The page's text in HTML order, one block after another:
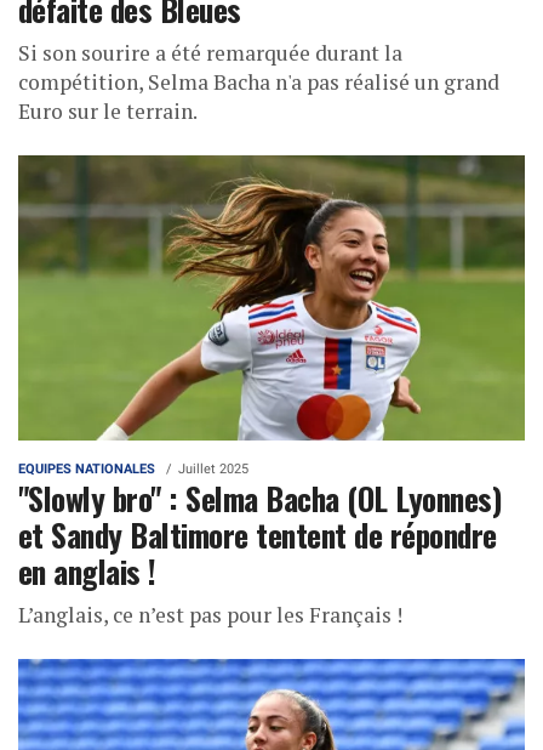
Si son sourire a été remarquée durant la
compétition, Selma Bacha n'a pas réalisé un grand
Euro sur le terrain.
EQUIPES NATIONALES Juillet 2025
"Slowly bro" : Selma Bacha (OL Lyonnes)
et Sandy Baltimore tentent de répondre
en anglais !
L’anglais, ce n’est pas pour les Français !